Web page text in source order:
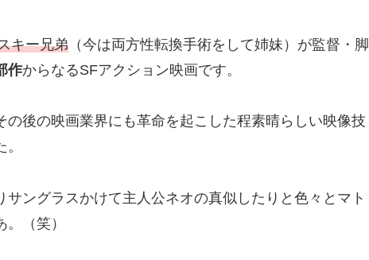
キー兄弟 （今は両方性転換手術をして姉妹）が監督・脚
作からなるSFアクション映画です。
後の映画業界にも革命を起こした程素晴らしい映像技
サングラスかけて主人公ネオの真似したりと色々とマト
（笑）